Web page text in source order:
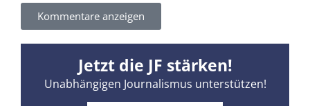
Kommentare anzeigen
Jetzt die JF stärken!
Unabhängigen Journalismus unterstützen!